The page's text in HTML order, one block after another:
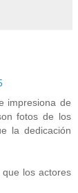
impresiona de
fotos de los
la dedicación
los actores